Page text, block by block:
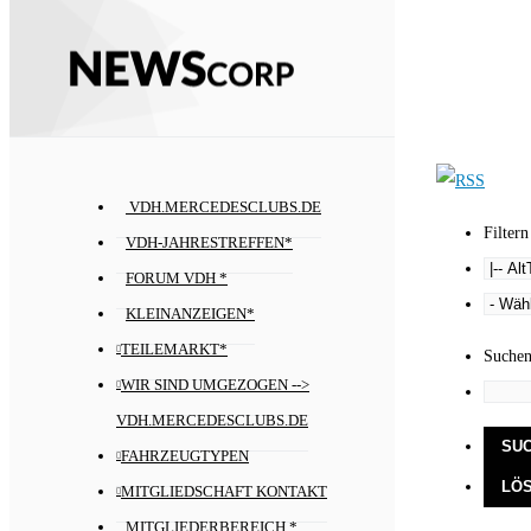
VDH.MERCEDESCLUBS.DE
VDH-JAHRESTREFFEN*
FORUM VDH *
KLEINANZEIGEN*
TEILEMARKT*
WIR SIND UMGEZOGEN -->
VDH.MERCEDESCLUBS.DE
FAHRZEUGTYPEN
MITGLIEDSCHAFT KONTAKT
MITGLIEDERBEREICH *
Filtern
Suchen